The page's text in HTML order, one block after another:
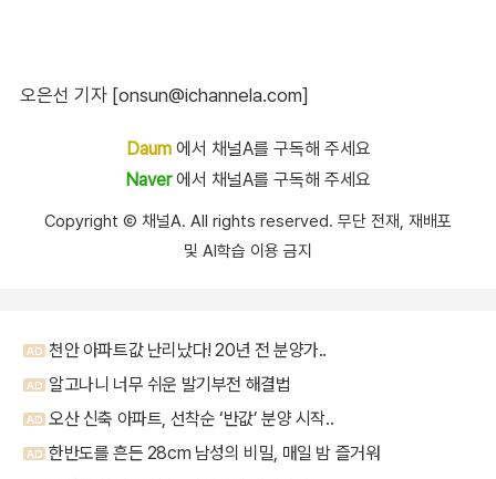
오은선 기자 [onsun@ichannela.com]
Daum에서 채널A를 구독해 주세요
Naver에서 채널A를 구독해 주세요
Copyright Ⓒ 채널A. All rights reserved. 무단 전재, 재배포
및 AI학습 이용 금지